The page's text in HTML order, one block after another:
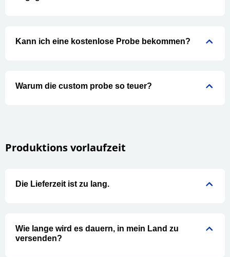
Kann ich eine kostenlose Probe bekommen?
Warum die custom probe so teuer?
Produktions vorlaufzeit
Die Lieferzeit ist zu lang.
Wie lange wird es dauern, in mein Land zu
versenden?